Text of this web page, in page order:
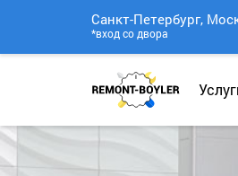
Санкт-Петербург,
*вход со двора